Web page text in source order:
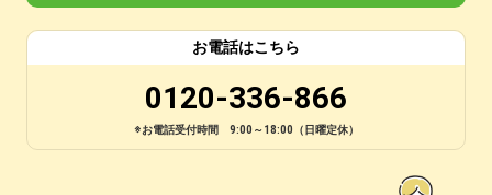
お電話はこちら
0120-336-866
※お電話受付時間 9:00～18:00（日曜定休）